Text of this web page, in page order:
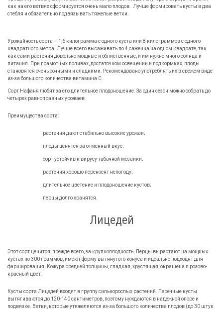
как на его ветвях сформируется очень мало плодов. Лучше формировать кусты в два
стебля и обязательно подвязывать тяжелые ветки.
Урожайность сорта – 1,6 килограмма с одного куста или 8 килограммов с одного
квадратного метра. Лучше всего высаживать по 4 саженца на одном квадрате, так
как сами растения довольно мощные и облиственные, и им нужно много солнца и
питания. При грамотных поливах, достаточном освещении и подкормках, плоды
становятся очень сочными и сладкими. Рекомендовано употреблять их в свежем виде
из-за большого количества витамина С.
Сорт Нафаня любят за его длительное плодоношение. За один сезон можно собрать до
четырех равноправных урожаев.
Преимущества сорта:
растения дают стабильно высокие урожаи;
плоды ценятся за отменный вкус;
сорт устойчив к вирусу табачной мозаики;
растения хорошо переносят непогоду;
длительное цветение и плодоношение кустов;
перцы долго хранятся.
Лицедей
Этот сорт ценится, прежде всего, за крупноплодность. Перцы вырастают на мощных
кустах по 300 граммов, имеют форму вытянутого конуса и идеально подходят для
фарширования. Кожура средней толщины, гладкая, хрустящая, окрашена я розово-
красный цвет.
Кусты сорта Лицедей входят в группу сильнорослых растений. Перечные кусты
вытягиваются до 120-140 сантиметров, поэтому нуждаются в надежной опоре и
подвязке. Ветки, которые утяжеляются из-за большого количества плодов (до 30 штук